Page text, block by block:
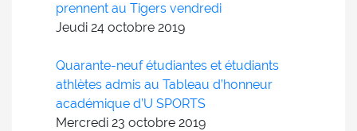
prennent au Tigers vendredi
Jeudi 24 octobre 2019
Quarante-neuf étudiantes et étudiants
athlètes admis au Tableau d’honneur
académique d’U SPORTS
Mercredi 23 octobre 2019